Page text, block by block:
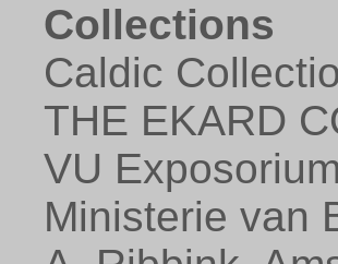
Collections
Caldic
THE EKARD
VU
Ministerie van